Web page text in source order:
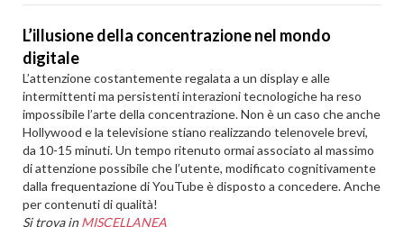
L’illusione della concentrazione nel mondo
digitale
L’attenzione costantemente regalata a un display e alle
intermittenti ma persistenti interazioni tecnologiche ha reso
impossibile l’arte della concentrazione. Non è un caso che anche
Hollywood e la televisione stiano realizzando telenovele brevi,
da 10-15 minuti. Un tempo ritenuto ormai associato al massimo
di attenzione possibile che l’utente, modificato cognitivamente
dalla frequentazione di YouTube è disposto a concedere. Anche
per contenuti di qualità!
Si trova in MISCELLANEA